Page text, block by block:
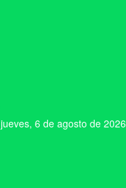
jueves, 6 de agosto de 2026